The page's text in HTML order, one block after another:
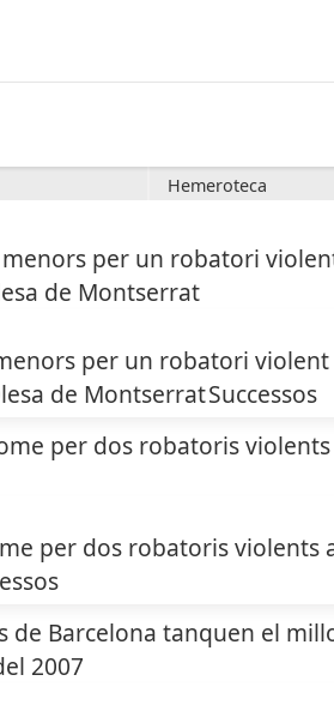
Hemeroteca
per un robatori
de MontserratSuccessos
per dos robatoris violents